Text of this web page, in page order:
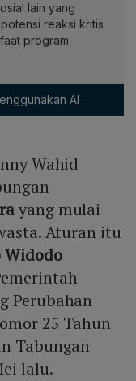
lain yang
reaksi kritis
program
AI
Wahid
yang mulai
Aturan itu
Widodo
Perubahan
25 Tahun
Tabungan
lalu.